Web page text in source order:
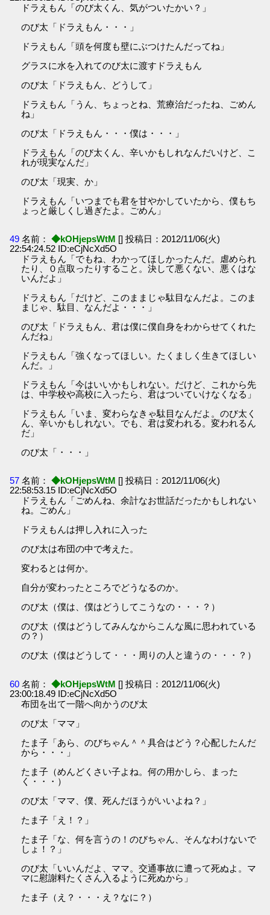
ドラえもん「のび太くん、気がついたかい？」
のび太「ドラえもん・・・」
ドラえもん「頭を何度も壁にぶつけたんだってね」
グラスに水を入れてのび太に渡すドラえもん
のび太「ドラえもん、どうして」
ドラえもん「うん、ちょっとね、荒療治だったね、ごめん
ね」
のび太「ドラえもん・・・僕は・・・」
ドラえもん「のび太くん、辛いかもしれなんだいけど、こ
れが現実なんだ」
のび太「現実、か」
ドラえもん「いつまでも君を甘やかしていたから、僕もち
ょっと厳しくし過ぎたよ。ごめん」
49 名前： ◆kOHjepsWtM [] 投稿日：2012/11/06(火)
22:54:24.52 ID:eCjNcXd5O
ドラえもん「でもね、わかってほしかったんだ。虐められ
たり、０点取ったりすること。決して悪くない、悪くはな
いんだよ」
ドラえもん「だけど、このままじゃ駄目なんだよ。このま
まじゃ、駄目、なんだよ・・・」
のび太「ドラえもん、君は僕に僕自身をわからせてくれた
んだね」
ドラえもん「強くなってほしい。たくましく生きてほしい
んだ。」
ドラえもん「今はいいかもしれない。だけど、これから先
は、中学校や高校に入ったら、君はついていけなくなる」
ドラえもん「いま、変わらなきゃ駄目なんだよ。のび太く
ん、辛いかもしれない。でも、君は変われる。変われるん
だ」
のび太「・・・」
57 名前： ◆kOHjepsWtM [] 投稿日：2012/11/06(火)
22:58:53.15 ID:eCjNcXd5O
ドラえもん「ごめんね、余計なお世話だったかもしれない
ね。ごめん」
ドラえもんは押し入れに入った
のび太は布団の中で考えた。
変わるとは何か。
自分が変わったところでどうなるのか。
のび太（僕は、僕はどうしてこうなの・・・？）
のび太（僕はどうしてみんなからこんな風に思われている
の？）
のび太（僕はどうして・・・周りの人と違うの・・・？）
60 名前： ◆kOHjepsWtM [] 投稿日：2012/11/06(火)
23:00:18.49 ID:eCjNcXd5O
布団を出て一階へ向かうのび太
のび太「ママ」
たま子「あら、のびちゃん＾＾具合はどう？心配したんだ
から・・・」
たま子（めんどくさい子よね。何の用かしら、まった
く・・・）
のび太「ママ、僕、死んだほうがいいよね？」
たま子「え！？」
たま子「な、何を言うの！のびちゃん、そんなわけないで
しょ！？」
のび太「いいんだよ、ママ。交通事故に遭って死ぬよ。マ
マに慰謝料たくさん入るように死ぬから」
たま子（え？・・・え？なに？）